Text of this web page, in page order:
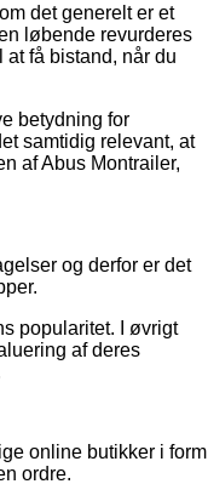
det generelt er et
løbende revurderes
få bistand, når du
betydning for
samtidig relevant, at
af Abus Montrailer,
og derfor er det
popularitet. I øvrigt
af deres
online butikker i form
ordre.